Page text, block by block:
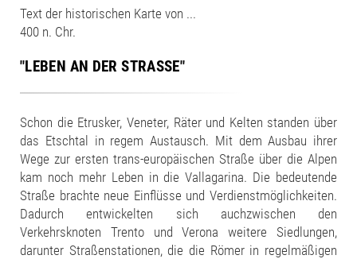
Text der historischen Karte von ...
400 n. Chr.
"LEBEN AN DER STRASSE"
Schon die Etrusker, Veneter, Räter und Kelten standen über
das Etschtal in regem Austausch. Mit dem Ausbau ihrer
Wege zur ersten trans-europäischen Straße über die Alpen
kam noch mehr Leben in die Vallagarina. Die bedeutende
Straße brachte neue Einflüsse und Verdienstmöglichkeiten.
Dadurch entwickelten sich auchzwischen den
Verkehrsknoten Trento und Verona weitere Siedlungen,
darunter Straßenstationen, die die Römer in regelmäßigen